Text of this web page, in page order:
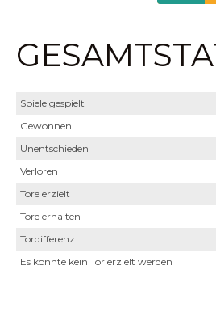
Spiele gespielt
Gewonnen
Unentschieden
Verloren
Tore erzielt
Tore erhalten
Tordifferenz
Es konnte kein Tor erzielt werden